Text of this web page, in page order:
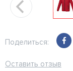
Поделиться:
Оставить отзыв